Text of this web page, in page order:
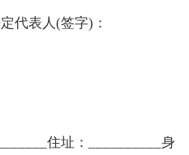
代表人(签字)：
住址：__________身